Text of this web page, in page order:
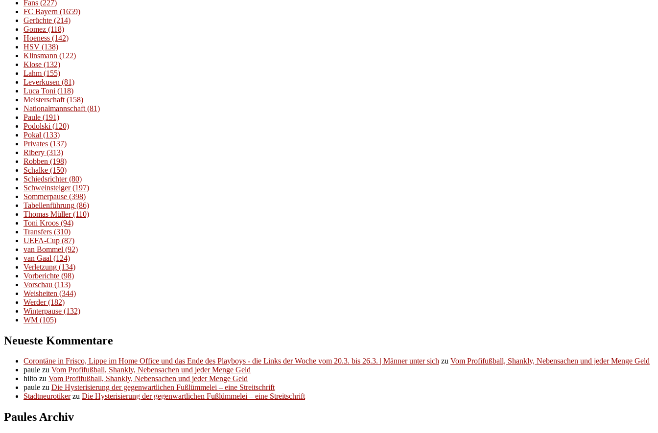
Fans (227)
FC Bayern (1659)
Gerüchte (214)
Gomez (118)
Hoeness (142)
HSV (138)
Klinsmann (122)
Klose (132)
Lahm (155)
Leverkusen (81)
Luca Toni (118)
Meisterschaft (158)
Nationalmannschaft (81)
Paule (191)
Podolski (120)
Pokal (133)
Privates (137)
Ribery (313)
Robben (198)
Schalke (150)
Schiedsrichter(80)
Schweinsteiger(197)
Sommerpause (398)
Tabellenführung (86)
Thomas Müller(110)
Toni Kroos (94)
Transfers (310)
UEFA-Cup (87)
van Bommel (92)
van Gaal (124)
Verletzung (134)
Vorberichte (98)
Vorschau (113)
Weisheiten (344)
Werder(182)
Winterpause (132)
WM (105)
Neueste Kommentare
Corontäne in Frisco, Lippe im Home Office und das Ende des Playboys - die Links der Woche vom 20.3. bis 26.3. | Männer unter sich zu Vom Profifußball, Shankly, Nebensachen und jeder Menge Geld
paule zu Vom Profifußball, Shankly, Nebensachen und jeder Menge Geld
hilto zu Vom Profifußball, Shankly, Nebensachen und jeder Menge Geld
paule zu Die Hysterisierung der gegenwartlichen Fußlümmelei – eine Streitschrift
Stadtneurotikerzu Die Hysterisierung der gegenwartlichen Fußlümmelei – eine Streitschrift
Paules Archiv